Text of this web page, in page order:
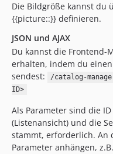
Die Bildgröße kannst du
{{picture::}} definieren.
JSON und AJAX
Du kannst die Frontend-
erhalten, indem du einen
sendest:
/catalog-
ID>
Als Parameter sind die
(Listenansicht) und die
stammt, erforderlich. An
Parameter anhängen,